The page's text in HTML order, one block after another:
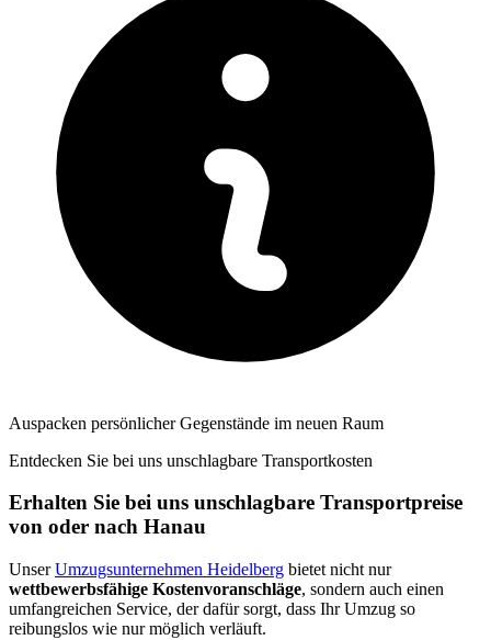
Auspacken persönlicher Gegenstände im neuen Raum
Entdecken Sie bei uns unschlagbare Transportkosten
Erhalten Sie bei uns unschlagbare Transportpreise
von oder nach Hanau
UnserUmzugsunternehmen Heidelberg bietet nicht nur
wettbewerbsfähige Kostenvoranschläge, sondern auch einen
umfangreichen Service, der dafür sorgt, dass Ihr Umzug so
reibungslos wie nur möglich verläuft.